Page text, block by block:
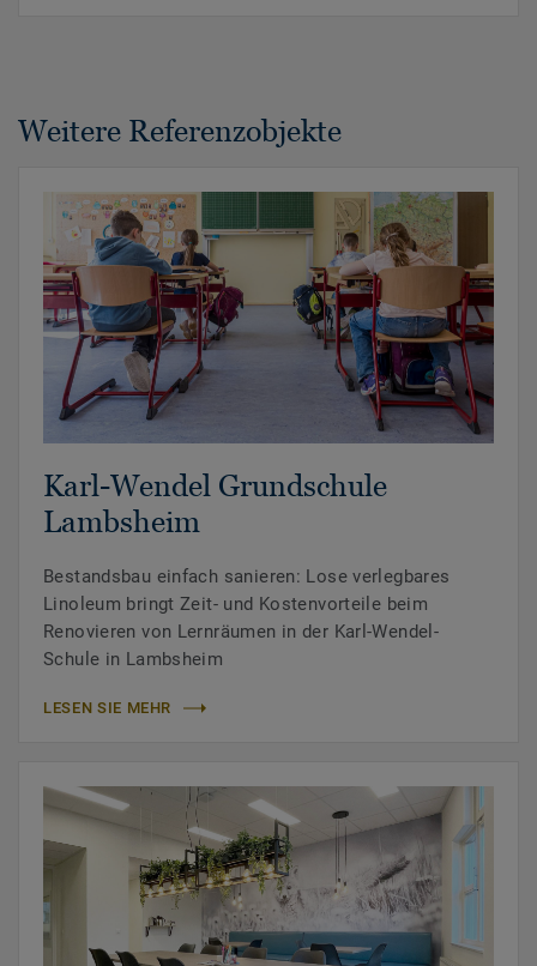
Weitere Referenzobjekte
Karl-Wendel Grundschule
Lambsheim
Bestandsbau einfach sanieren: Lose verlegbares
Linoleum bringt Zeit- und Kostenvorteile beim
Renovieren von Lernräumen in der Karl-Wendel-
Schule in Lambsheim
LESEN SIE MEHR